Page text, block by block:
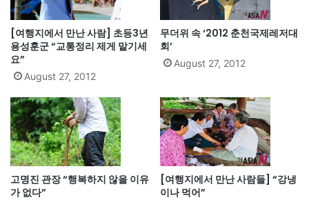
[여행지에서 만난 사람] 초등3년
용성훈군 “교통정리 제게 맡기세
요”
August 27, 2012
무더위 속 ‘2012 춘천국제레저대
회’
August 27, 2012
고명진 관장 “행복하지 않을 이유
가 없다”
[여행지에서 만난 사람들] “강냉
이나 먹어”